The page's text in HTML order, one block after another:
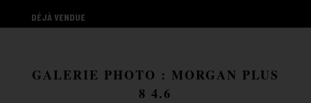
DÉJÀ VENDUE
GALERIE PHOTO : MORGAN PLUS
8 4.6